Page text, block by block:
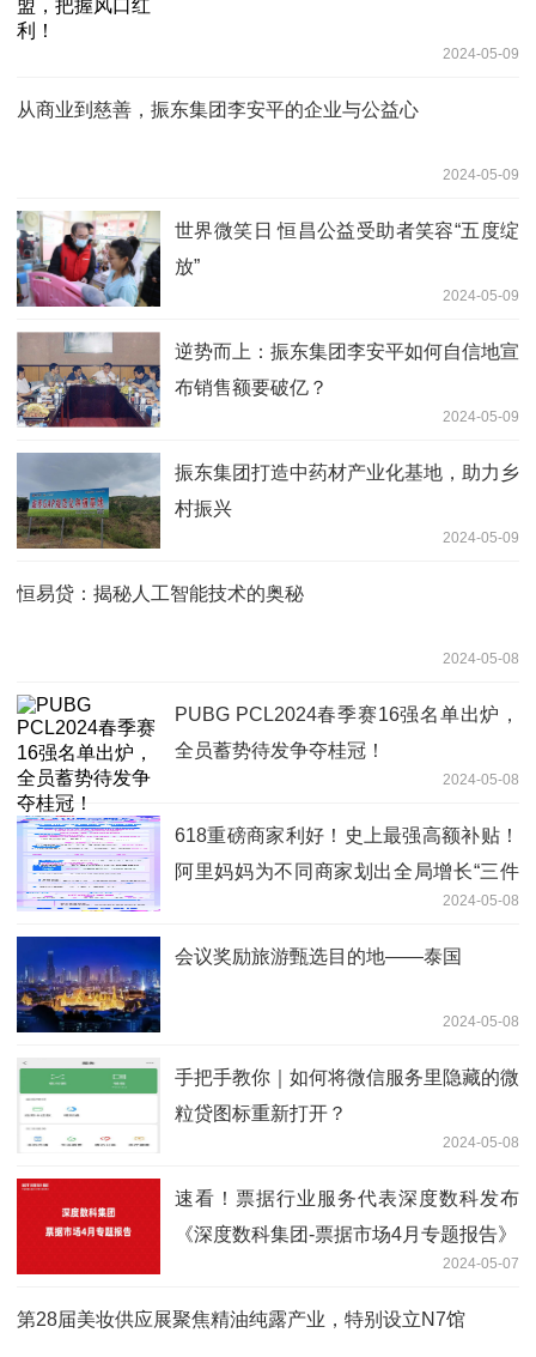
2024-05-09
从商业到慈善，振东集团李安平的企业与公益心
2024-05-09
世界微笑日 恒昌公益受助者笑容“五度绽
放”
2024-05-09
逆势而上：振东集团李安平如何自信地宣
布销售额要破亿？
2024-05-09
振东集团打造中药材产业化基地，助力乡
村振兴
2024-05-09
恒易贷：揭秘人工智能技术的奥秘
2024-05-08
PUBG PCL2024春季赛16强名单出炉，
全员蓄势待发争夺桂冠！
2024-05-08
618重磅商家利好！史上最强高额补贴！
阿里妈妈为不同商家划出全局增长“三件
2024-05-08
会议奖励旅游甄选目的地——泰国
2024-05-08
手把手教你｜如何将微信服务里隐藏的微
粒贷图标重新打开？
2024-05-08
速看！票据行业服务代表深度数科发布
《深度数科集团-票据市场4月专题报告》
2024-05-07
第28届美妆供应展聚焦精油纯露产业，特别设立N7馆